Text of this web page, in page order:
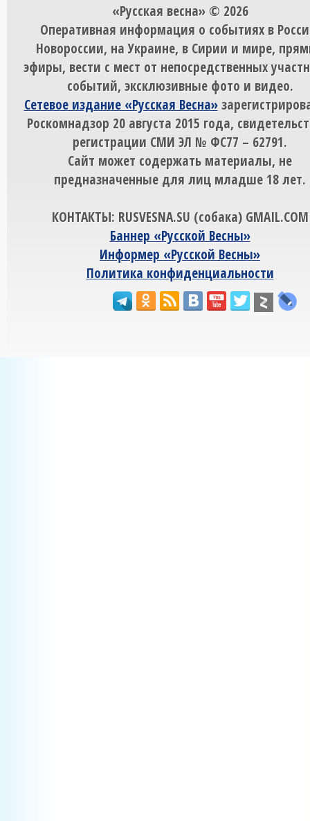
«Русская весна» © 2026
Оперативная информация о событиях в
Новороссии, на Украине, в Сирии и мире,
эфиры, вести с мест от непосредственных
событий, эксклюзивные фото и видео.
Сетевое издание «Русская Весна»
Роскомнадзор 20 августа 2015 года,
регистрации СМИ ЭЛ № ФС77 – 62791.
Сайт может содержать материалы, не
предназначенные для лиц младше 18 лет.
КОНТАКТЫ: RUSVESNA.SU (собака) GMAIL.COM
Баннер «Русской Весны»
Информер «Русской Весны»
Политика конфиденциальности